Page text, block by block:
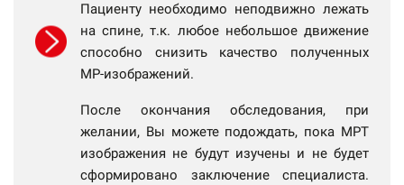
Пациенту необходимо неподвижно лежать
на спине, т.к. любое небольшое движение
способно снизить качество полученных
МР-изображений.
После окончания обследования, при
желании, Вы можете подождать, пока МРТ
изображения не будут изучены и не будет
сформировано заключение специалиста.